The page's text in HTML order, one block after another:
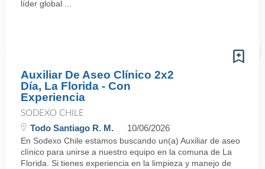
líder global ...
Auxiliar De Aseo Clínico 2x2
Día, La Florida - Con
Experiencia
SODEXO CHILE
Todo Santiago R. M. 10/06/2026
En Sodexo Chile estamos buscando un(a) Auxiliar de aseo
clínico para unirse a nuestro equipo en la comuna de La
Florida. Si tienes experiencia en la limpieza y manejo de